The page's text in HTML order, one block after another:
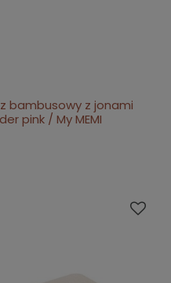
koszyka
bambusowy z jonami
pink / My MEMI